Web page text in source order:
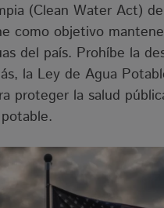
(Clean Water Act)
como objetivo
del país. Prohíbe la
la Ley de Agua
proteger la salud